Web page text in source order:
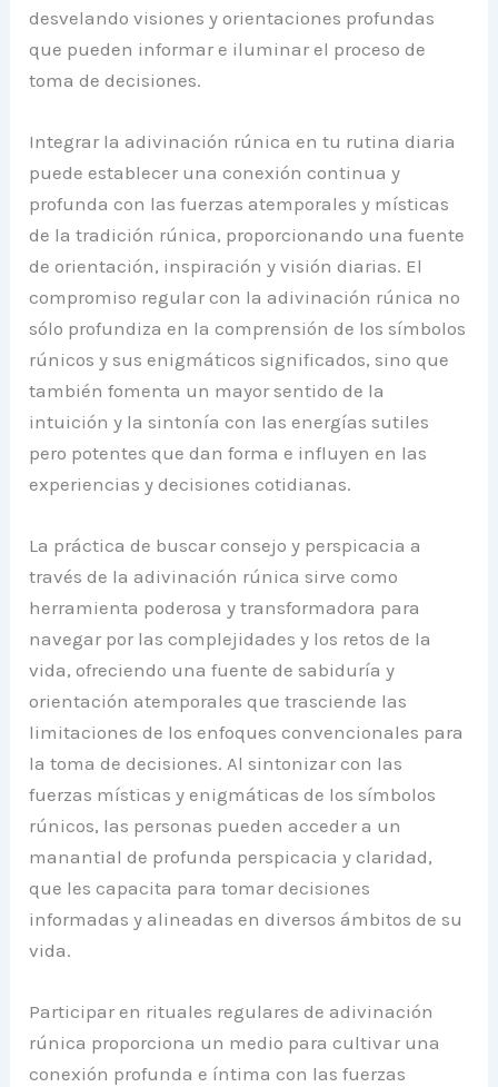
desvelando visiones y orientaciones profundas
que pueden informar e iluminar el proceso de
toma de decisiones.
Integrar la adivinación rúnica en tu rutina diaria
puede establecer una conexión continua y
profunda con las fuerzas atemporales y místicas
de la tradición rúnica, proporcionando una fuente
de orientación, inspiración y visión diarias. El
compromiso regular con la adivinación rúnica no
sólo profundiza en la comprensión de los símbolos
rúnicos y sus enigmáticos significados, sino que
también fomenta un mayor sentido de la
intuición y la sintonía con las energías sutiles
pero potentes que dan forma e influyen en las
experiencias y decisiones cotidianas.
La práctica de buscar consejo y perspicacia a
través de la adivinación rúnica sirve como
herramienta poderosa y transformadora para
navegar por las complejidades y los retos de la
vida, ofreciendo una fuente de sabiduría y
orientación atemporales que trasciende las
limitaciones de los enfoques convencionales para
la toma de decisiones. Al sintonizar con las
fuerzas místicas y enigmáticas de los símbolos
rúnicos, las personas pueden acceder a un
manantial de profunda perspicacia y claridad,
que les capacita para tomar decisiones
informadas y alineadas en diversos ámbitos de su
vida.
Participar en rituales regulares de adivinación
rúnica proporciona un medio para cultivar una
conexión profunda e íntima con las fuerzas